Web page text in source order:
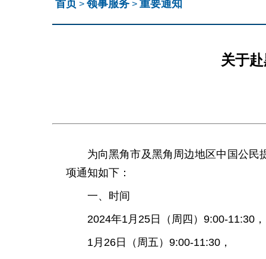
首页 >领事服务 > 重要通知
关于
为向黑角市及黑角周边地区中国公民
项通知如下：
一、时间
2024年1月25日（周四）9:00-11:30，
1月26日（周五）9:00-11:30，